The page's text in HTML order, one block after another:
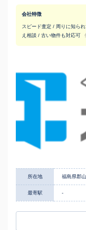
会社特徴
スピード査定 / 周りに知ら
え相談 / 古い物件も対応可
所在地 福島県郡
最寄駅 -